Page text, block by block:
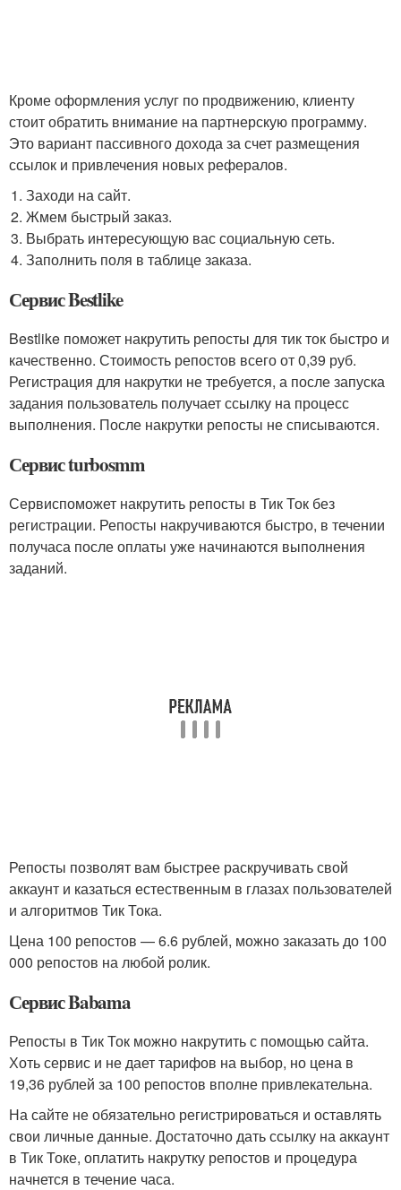
Кроме оформления услуг по продвижению, клиенту
стоит обратить внимание на партнерскую программу.
Это вариант пассивного дохода за счет размещения
ссылок и привлечения новых рефералов.
Заходи на сайт.
Жмем быстрый заказ.
Выбрать интересующую вас социальную сеть.
Заполнить поля в таблице заказа.
Сервис Bestlike
Bestlike поможет накрутить репосты для тик ток быстро и
качественно. Стоимость репостов всего от 0,39 руб.
Регистрация для накрутки не требуется, а после запуска
задания пользователь получает ссылку на процесс
выполнения. После накрутки репосты не списываются.
Сервис turbosmm
Сервиспоможет накрутить репосты в Тик Ток без
регистрации. Репосты накручиваются быстро, в течении
получаса после оплаты уже начинаются выполнения
заданий.
Репосты позволят вам быстрее раскручивать свой
аккаунт и казаться естественным в глазах пользователей
и алгоритмов Тик Тока.
Цена 100 репостов — 6.6 рублей, можно заказать до 100
000 репостов на любой ролик.
Сервис Babama
Репосты в Тик Ток можно накрутить с помощью сайта.
Хоть сервис и не дает тарифов на выбор, но цена в
19,36 рублей за 100 репостов вполне привлекательна.
На сайте не обязательно регистрироваться и оставлять
свои личные данные. Достаточно дать ссылку на аккаунт
в Тик Токе, оплатить накрутку репостов и процедура
начнется в течение часа.